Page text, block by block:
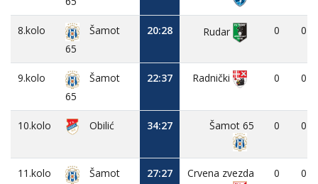
8.kolo
Šamot
65
20:28 Rudar 0 0
9.kolo
Šamot
65
22:37 Radnički 0 0
10.kolo Obilić 34:27 Šamot 65 0 0
11.kolo
Šamot
27:27 Crvena zvezda 0 0